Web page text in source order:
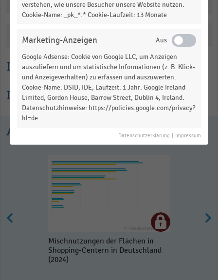
Lesehilfe
Informationen zur Statistik
data
Katalogisierung
Ausgewählte Statistiken
Mischnutzungen der Flächen in
Shopping-Centern in Deutschland
(2024)
verstehen, wie unsere Besucher unsere Website nutzen.
Cookie-Name: _pk_*.* Cookie-Laufzeit: 13 Monate
Marketing-Anzeigen
Google Adsense: Cookie von Google LLC, um Anzeigen
auszuliefern und um statistische Informationen (z. B. Klick-
und Anzeigeverhalten) zu erfassen und auszuwerten.
Cookie-Name: DSID, IDE, Laufzeit: 1 Jahr. Google Ireland
Limited, Gordon House, Barrow Street, Dublin 4, Ireland.
Datenschutzhinweise: https://policies.google.com/privacy?
hl=de
Datenschutzerklärung Impressum